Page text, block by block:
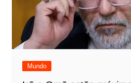
Mundo